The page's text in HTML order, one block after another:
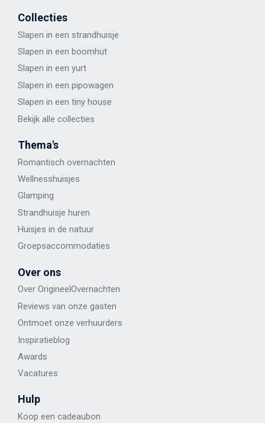
Collecties
Slapen in een strandhuisje
Slapen in een boomhut
Slapen in een yurt
Slapen in een pipowagen
Slapen in een tiny house
Bekijk alle collecties
Thema's
Romantisch overnachten
Wellnesshuisjes
Glamping
Strandhuisje huren
Huisjes in de natuur
Groepsaccommodaties
Over ons
Over OrigineelOvernachten
Reviews van onze gasten
Ontmoet onze verhuurders
Inspiratieblog
Awards
Vacatures
Hulp
Koop een cadeaubon